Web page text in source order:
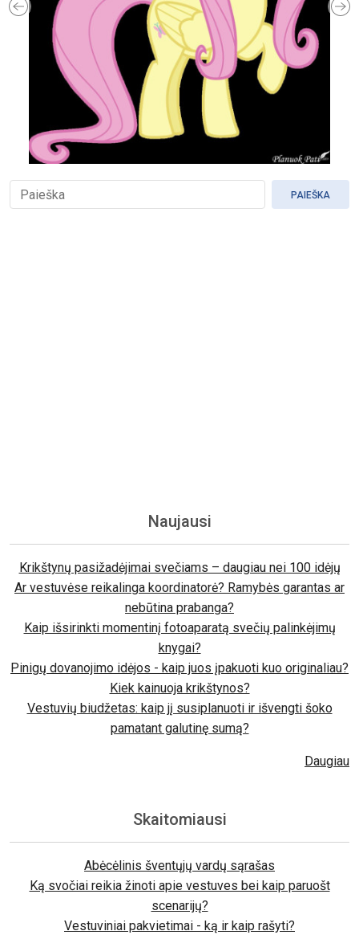
Previous
PAIEŠKA
Naujausi
Krikštynų pasižadėjimai svečiams – daugiau nei 100 idėjų
Ar vestuvėse reikalinga koordinatorė? Ramybės garantas ar
nebūtina prabanga?
Kaip išsirinkti momentinį fotoaparatą svečių palinkėjimų
knygai?
Pinigų dovanojimo idėjos - kaip juos įpakuoti kuo originaliau?
Kiek kainuoja krikštynos?
Vestuvių biudžetas: kaip jį susiplanuoti ir išvengti šoko
pamatant galutinę sumą?
Daugiau
Skaitomiausi
Abėcėlinis šventųjų vardų sąrašas
Ką svočiai reikia žinoti apie vestuves bei kaip paruošt
scenarijų?
Vestuviniai pakvietimai - ką ir kaip rašyti?